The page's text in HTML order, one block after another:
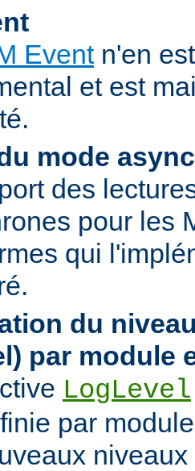
Eventn'en
et est
mode
des
pour les
qui
du
par module
LogLevel
par
niveaux